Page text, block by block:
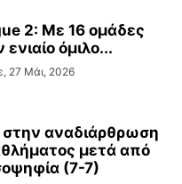
2: Με 16 ομάδες
όμιλο...
27 Μάι, 2026
αναδιάρθρωση
μετά από
(7-7)